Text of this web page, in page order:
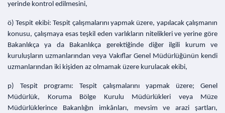
yerinde kontrol edilmesini,
ö) Tespit ekibi: Tespit çalışmalarını yapmak üzere, yapılacak çalışmanın
konusu, çalışmaya esas teşkil eden varlıkların nitelikleri ve yerine göre
Bakanlıkça ya da Bakanlıkça gerektiğinde diğer ilgili kurum ve
kuruluşların uzmanlarından veya Vakıflar Genel Müdürlüğünün kendi
uzmanlarından iki kişiden az olmamak üzere kurulacak ekibi,
p) Tespit programı: Tespit çalışmalarını yapmak üzere; Genel
Müdürlük, Koruma Bölge Kurulu Müdürlükleri veya Müze
Müdürlüklerince Bakanlığın imkânları, mevsim ve arazi şartları,